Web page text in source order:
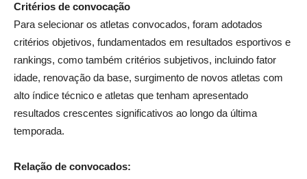
Critérios de convocação
Para selecionar os atletas convocados, foram adotados
critérios objetivos, fundamentados em resultados esportivos e
rankings, como também critérios subjetivos, incluindo fator
idade, renovação da base, surgimento de novos atletas com
alto índice técnico e atletas que tenham apresentado
resultados crescentes significativos ao longo da última
temporada.
Relação de convocados: